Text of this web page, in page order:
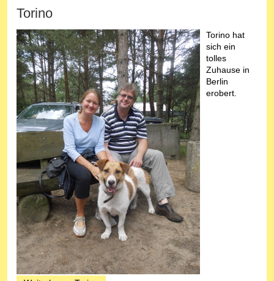
Torino
Torino hat
sich ein
tolles
Zuhause in
Berlin
erobert.